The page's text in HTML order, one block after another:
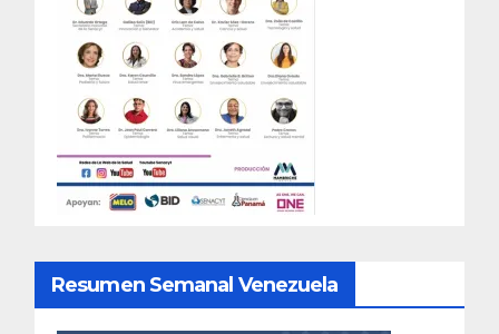
Resumen Semanal Venezuela